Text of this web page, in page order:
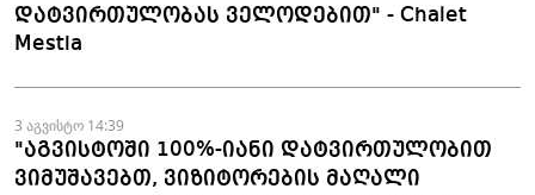
დატვირთულობას ველოდებით" - Chalet
Mestia
3 აგვისტო 14:39
"აგვისტოში 100%-იანი დატვირთულობით
ვიმუშავებთ, ვიზიტორების მაღალი